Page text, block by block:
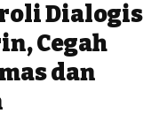
Dialogis
Cegah
dan